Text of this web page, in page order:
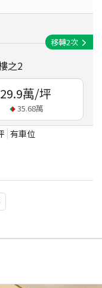
之2
移轉2次
29.9萬/坪
35.68萬
有車位